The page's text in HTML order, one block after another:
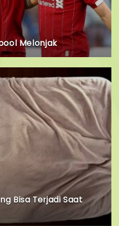
Melonjak
Bisa Terjadi Saat